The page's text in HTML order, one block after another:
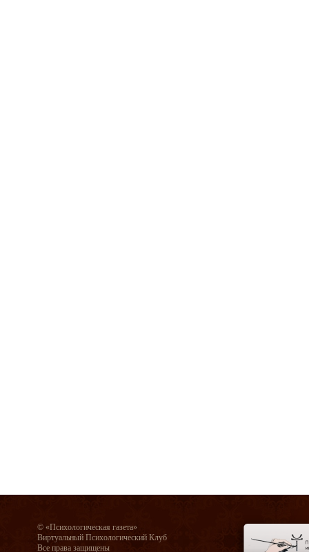
© «Психологическая газета»
Виртуальный Психологический Клуб
Все права защищены